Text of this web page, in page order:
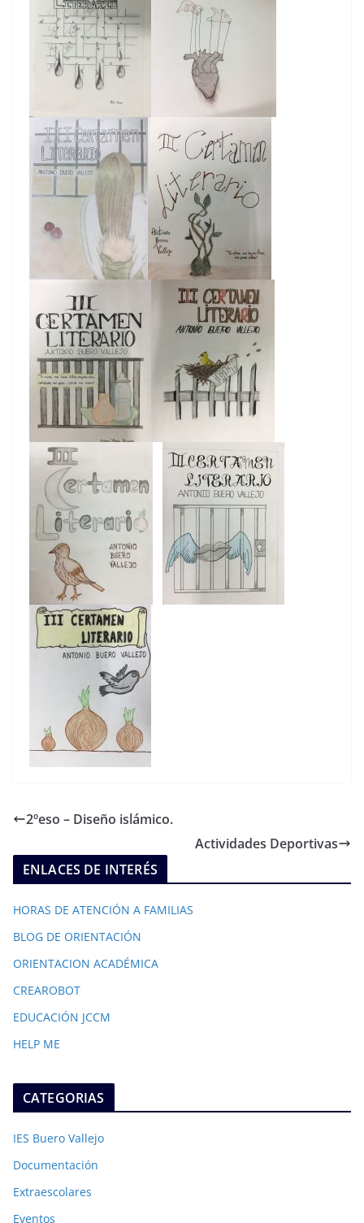
2ºeso – Diseño islámico.
Actividades Deportivas
ENLACES DE INTERÉS
HORAS DE ATENCIÓN A FAMILIAS
BLOG DE ORIENTACIÓN
ORIENTACION ACADÉMICA
CREAROBOT
EDUCACIÓN JCCM
HELP ME
CATEGORIAS
IES Buero Vallejo
Documentación
Extraescolares
Eventos